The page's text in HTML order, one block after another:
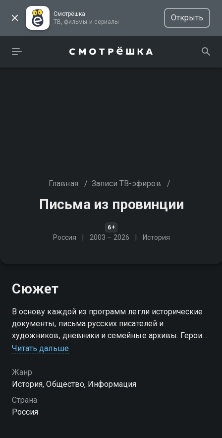
Смотрёшка
ТВ, фильмы и сериалы
Открыть
Главная / Записи ТВ-эфиров /
Письма из провинции
6+
Россия 2003 – 2026 История
Сюжет
В основу каждой из программ легли исторические
документы, письма русских писателей и
художников, дневники и семейные архивы. Герои
фильмов цикла - жители глубинки, представители
влюблённые в свой край
Читать дальше
Жанр
История, Общество, Информация
Страна
Россия